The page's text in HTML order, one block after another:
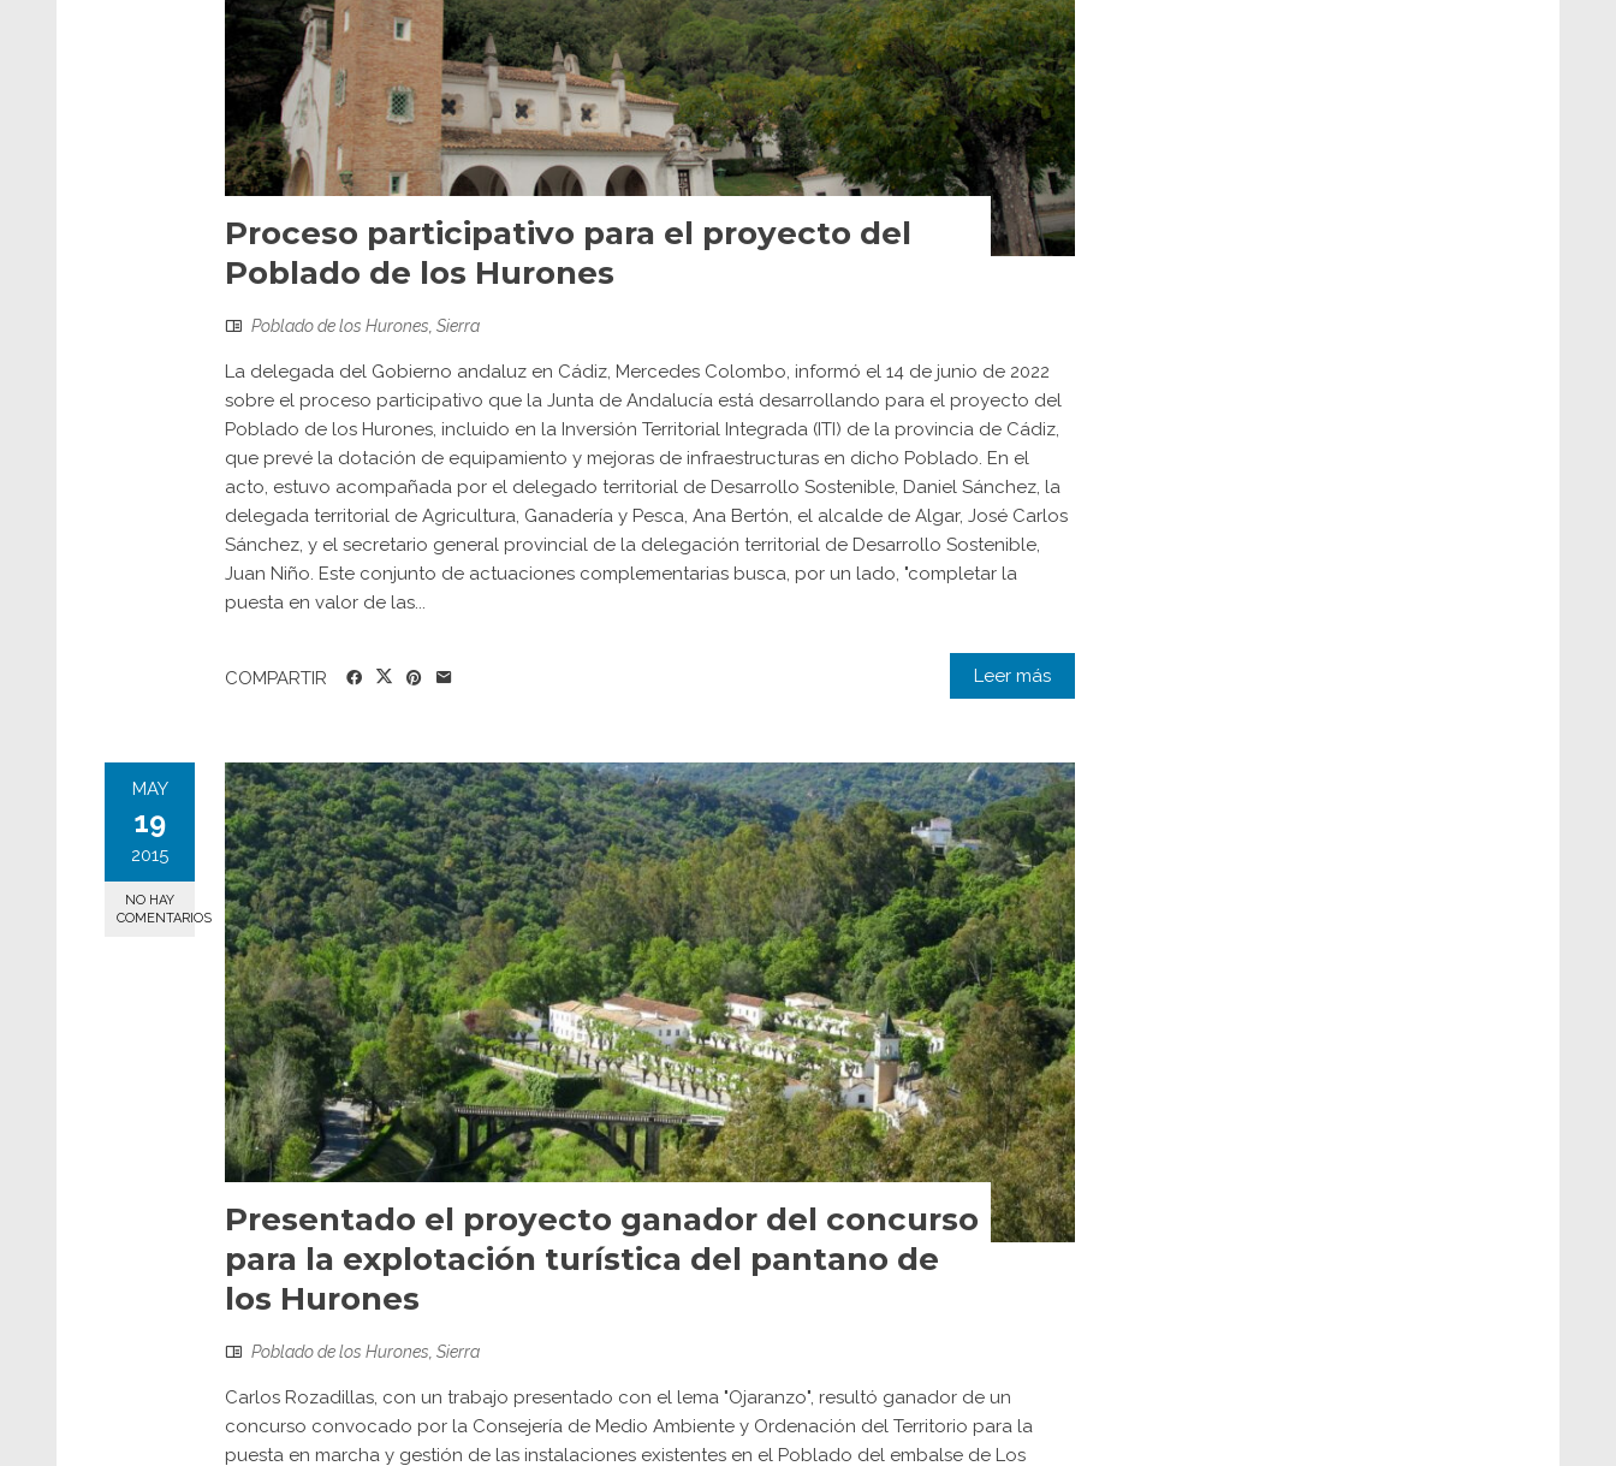
Proceso participativo para el proyecto del
Poblado de los Hurones
Poblado de los Hurones Sierra
La delegada del Gobierno andaluz en Cádiz, Mercedes Colombo, informó el 14 de junio de 2022
sobre el proceso participativo que la Junta de Andalucía está desarrollando para el proyecto del
Poblado de los Hurones, incluido en la Inversión Territorial Integrada (ITI) de la provincia de Cádiz,
que prevé la dotación de equipamiento y mejoras de infraestructuras en dicho Poblado. En el
acto, estuvo acompañada por el delegado territorial de Desarrollo Sostenible, Daniel Sánchez, la
delegada territorial de Agricultura, Ganadería y Pesca, Ana Bertón, el alcalde de Algar, José Carlos
Sánchez, y el secretario general provincial de la delegación territorial de Desarrollo Sostenible,
Juan Niño. Este conjunto de actuaciones complementarias busca, por un lado, "completar la
puesta en valor de las...
Leer más
COMPARTIR
MAY
19
2015
NO HAY
COMENTARIOS
Presentado el proyecto ganador del concurso
para la explotación turística del pantano de
los Hurones
Poblado de los Hurones Sierra
Carlos Rozadillas, con un trabajo presentado con el lema "Ojaranzo", resultó ganador de un
concurso convocado por la Consejería de Medio Ambiente y Ordenación del Territorio para la
puesta en marcha y gestión de las instalaciones existentes en el Poblado del embalse de Los